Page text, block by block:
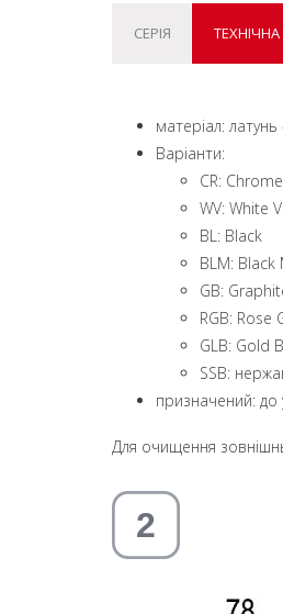
СЕРІЯ
матеріал:
Варіанти:
CR: Chrome
WV: White
BL: Black
BLM: Black
GB:
RGB: Rose
GLB: Gold
SSB:
призначений: до
Для очищення